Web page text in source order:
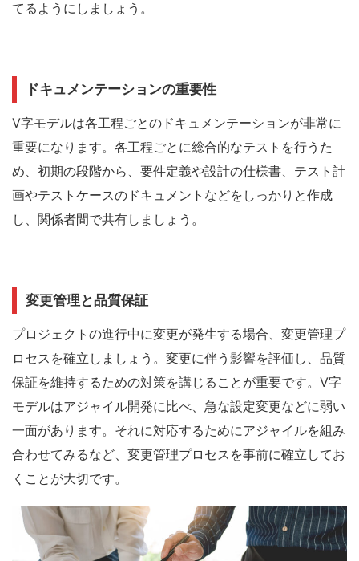
てるようにしましょう。
ドキュメンテーションの重要性
V字モデルは各工程ごとのドキュメンテーションが非常に
重要になります。各工程ごとに総合的なテストを行うた
め、初期の段階から、要件定義や設計の仕様書、テスト計
画やテストケースのドキュメントなどをしっかりと作成
し、関係者間で共有しましょう。
変更管理と品質保証
プロジェクトの進行中に変更が発生する場合、変更管理プ
ロセスを確立しましょう。変更に伴う影響を評価し、品質
保証を維持するための対策を講じることが重要です。V字
モデルはアジャイル開発に比べ、急な設定変更などに弱い
一面があります。それに対応するためにアジャイルを組み
合わせてみるなど、変更管理プロセスを事前に確立してお
くことが大切です。